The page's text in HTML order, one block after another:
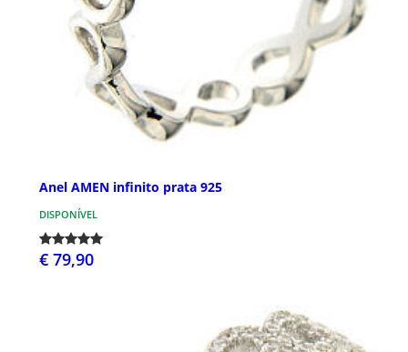
Anel AMEN infinito prata 925
DISPONÍVEL
€ 79,90